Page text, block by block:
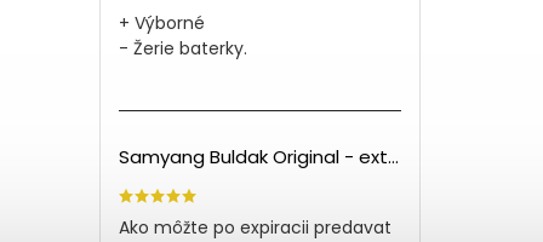
+ Výborné
- Žerie baterky.
Samyang Buldak Original - extra pálivé kuracie rezance (140g) PO EXPIRÁCII
Ako môžte po expiracii predavat